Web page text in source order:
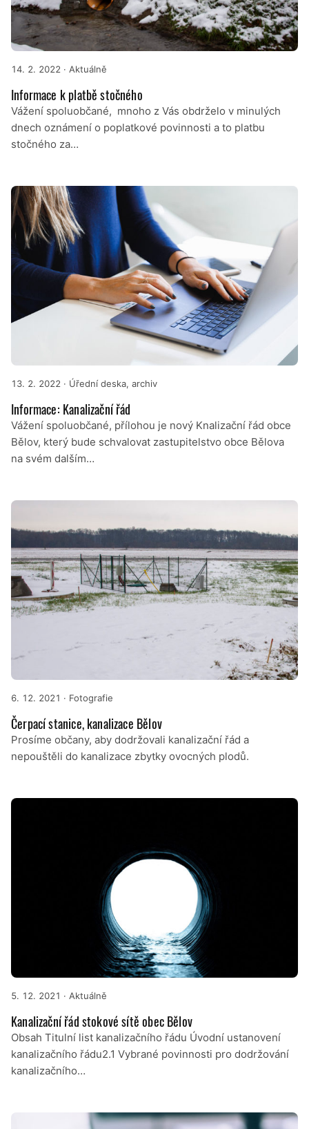
14. 2. 2022 · Aktuálně
Informace k platbě stočného
Vážení spoluobčané, mnoho z Vás obdrželo v minulých
dnech oznámení o poplatkové povinnosti a to platbu
stočného za…
13. 2. 2022 · Úřední deska, archiv
Informace: Kanalizační řád
Vážení spoluobčané, přílohou je nový Knalizační řád obce
Bělov, který bude schvalovat zastupitelstvo obce Bělova
na svém dalším…
6. 12. 2021 · Fotografie
Čerpací stanice, kanalizace Bělov
Prosíme občany, aby dodržovali kanalizační řád a
nepouštěli do kanalizace zbytky ovocných plodů.
5. 12. 2021 · Aktuálně
Kanalizační řád stokové sítě obec Bělov
Obsah Titulní list kanalizačního řádu Úvodní ustanovení
kanalizačního řádu2.1 Vybrané povinnosti pro dodržování
kanalizačního…